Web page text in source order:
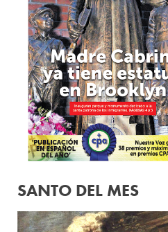
SANTO DEL MES